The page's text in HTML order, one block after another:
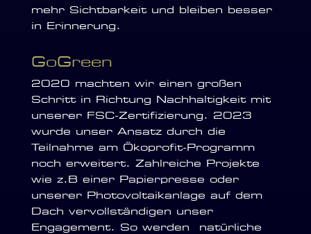
mehr Sichtbarkeit und bleiben besser
in Erinnerung.
GoGreen
2020 machten wir einen großen
Schritt in Richtung Nachhaltigkeit mit
unserer FSC-Zertifizierung. 2023
wurde unser Ansatz durch die
Teilnahme am Ökoprofit-Programm
noch erweitert. Zahlreiche Projekte
wie z.B einer Papierpresse oder
unserer Photovoltaikanlage auf dem
Dach vervollständigen unser
Engagement. So werden natürliche